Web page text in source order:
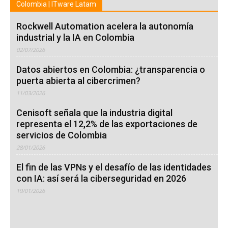
Colombia | ITware Latam
Rockwell Automation acelera la autonomía
industrial y la IA en Colombia
02/07/2026
Datos abiertos en Colombia: ¿transparencia o
puerta abierta al cibercrimen?
11/03/2026
Cenisoft señala que la industria digital
representa el 12,2% de las exportaciones de
servicios de Colombia
28/01/2026
El fin de las VPNs y el desafío de las identidades
con IA: así será la ciberseguridad en 2026
19/01/2026